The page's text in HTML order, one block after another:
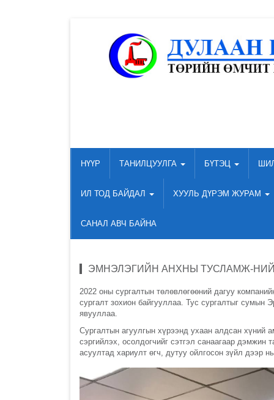
НҮҮР ТАНИЛЦУУЛГА БҮТЭЦ
ИЛ ТОД БАЙДАЛ ХУУЛЬ ДҮРЭМ ЖУРАМ
САНАЛ АВЧ БАЙНА
ЭМНЭЛЭГИЙН АНХНЫ ТУСЛАМЖ-
2022 оны сургалтын төлөвлөгөөний дагуу
сургалт зохион байгууллаа. Тус сургалтыг
явууллаа.
Сургалтын агуулгын хүрээнд ухаан алдсан хүний
сэргийлэх, осолдогчийг сэтгэл санаагаар дэмжин
асуултад хариулт өгч, дутуу ойлгосон зүйл дээр